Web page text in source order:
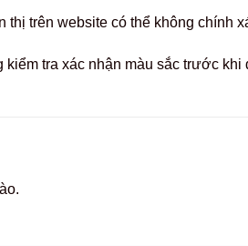
thị trên website có thể không chính
kiểm tra xác nhận màu sắc trước khi